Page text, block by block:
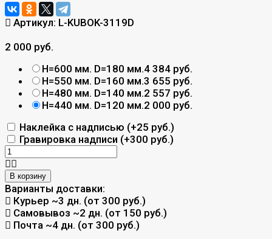
Артикул: L-KUBOK-3119D
2 000 руб.
H=600 мм. D=180 мм.4 384 руб.
H=550 мм. D=160 мм.3 655 руб.
H=480 мм. D=140 мм.2 557 руб.
H=440 мм. D=120 мм.2 000 руб.
Наклейка с надписью (+25 руб.)
Гравировка надписи (+300 руб.)
В корзину
Варианты доставки:
Курьер ~3 дн. (от 300 руб.)
Самовывоз ~2 дн. (от 150 руб.)
Почта ~4 дн. (от 300 руб.)